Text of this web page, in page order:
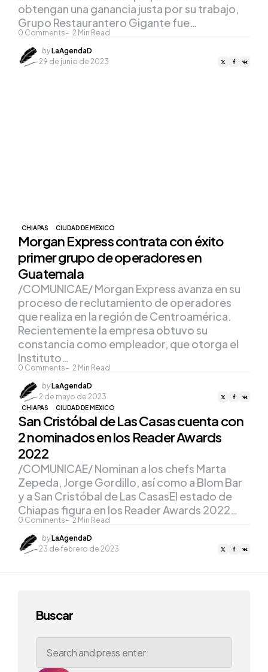
0 Comments 2 Min Read
obtengan una ganancia justa por su trabajo,
Grupo Restaurantero Gigante fue…
Posted
by
byLaAgendaD
29 de junio de 2023
CHIAPAS CIUDAD DE MEXICO
Morgan Express contrata con éxito
primer grupo de operadores en
Guatemala
0 Comments 2 Min Read
/COMUNICAE/ Morgan Express avanza en su
proceso de reclutamiento de operadores
que realiza en la región de Centroamérica.
Recientemente la empresa obtuvo su
constancia como empleador, que otorga el
Instituto…
Posted
by
byLaAgendaD
2 de mayo de 2023
CHIAPAS CIUDAD DE MEXICO
San Cristóbal de Las Casas cuenta con
2 nominados en los Reader Awards
2022
0 Comments 2 Min Read
/COMUNICAE/ Nominan a los chefs Marta
Zepeda, Jorge Gordillo, así como a Blom Bar
y a San Cristóbal de Las CasasEl estado de
Chiapas figura en los Reader Awards 2022…
Posted
by
byLaAgendaD
23 de febrero de 2023
Buscar
Search
for: